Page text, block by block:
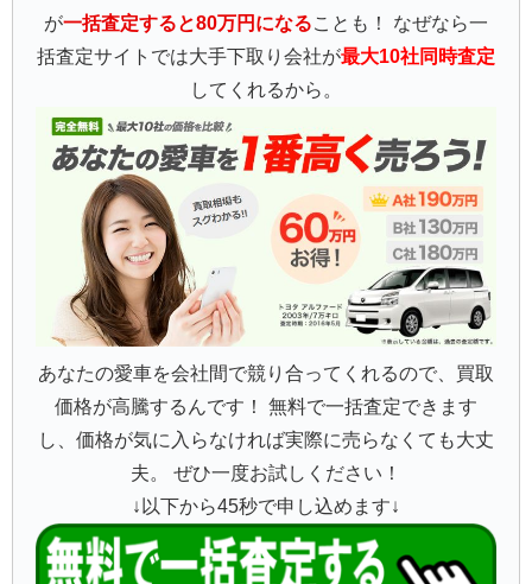
が一括査定すると80万円になることも！ なぜなら一
括査定サイトでは大手下取り会社が最大10社同時査定
してくれるから。
あなたの愛車を会社間で競り合ってくれるので、買取
価格が高騰するんです！ 無料で一括査定できます
し、価格が気に入らなければ実際に売らなくても大丈
夫。 ぜひ一度お試しください！
↓以下から45秒で申し込めます↓